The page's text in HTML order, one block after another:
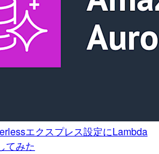
エクスプレス設定にLambda
てみた